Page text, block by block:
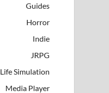
Guides
Horror
Indie
JRPG
Life Simulation
Media Player